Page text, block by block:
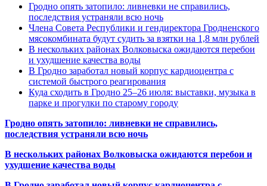
Гродно опять затопило: ливневки не справились,
последствия устраняли всю ночь
Члена Совета Республики и гендиректора Гродненского
мясокомбината будут судить за взятки на 1,8 млн рублей
В нескольких районах Волковыска ожидаются перебои
и ухудшение качества воды
В Гродно заработал новый корпус кардиоцентра с
системой быстрого реагирования
Куда сходить в Гродно 25–26 июля: выставки, музыка в
парке и прогулки по старому городу
Гродно опять затопило: ливневки не справились,
последствия устраняли всю ночь
В нескольких районах Волковыска ожидаются перебои и
ухудшение качества воды